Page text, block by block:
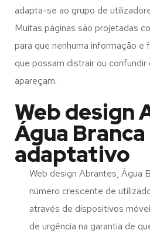
adapta-se ao grupo de
Muitas páginas são projetadas
para que nenhuma informação e
que possam distrair ou confundir
apareçam.
Web design
Água Branca
adaptativo
Web design Abrantes, Água
número crescente de
através de dispositivos
de urgência na garantia de